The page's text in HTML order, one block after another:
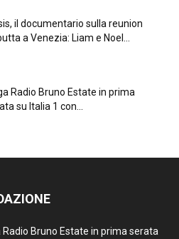
il documentario sulla reunion
a Venezia: Liam e Noel...
Radio Bruno Estate in prima
su Italia 1 con...
Radio Bruno Estate in prima serata